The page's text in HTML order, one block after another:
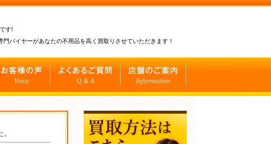
す!
バイヤーがあなたの不用品を高く買取りさせていただきます！